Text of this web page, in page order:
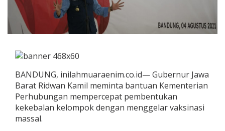
BANDUNG, inilahmuaraenim.co.id— Gubernur Jawa
Barat Ridwan Kamil meminta bantuan Kementerian
Perhubungan mempercepat pembentukan
kekebalan kelompok dengan menggelar vaksinasi
massal.